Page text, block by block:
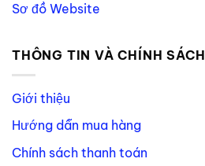
Sơ đồ Website
THÔNG TIN VÀ CHÍNH SÁCH
Giới thiệu
Hướng dẫn mua hàng
Chính sách thanh toán